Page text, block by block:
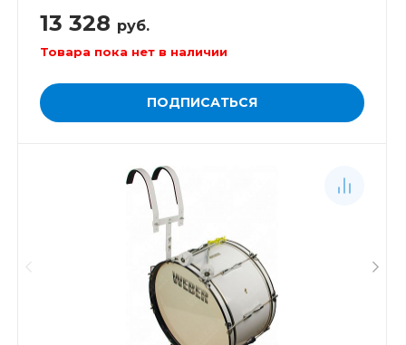
13 328 руб.
Товара пока нет в наличии
ПОДПИСАТЬСЯ